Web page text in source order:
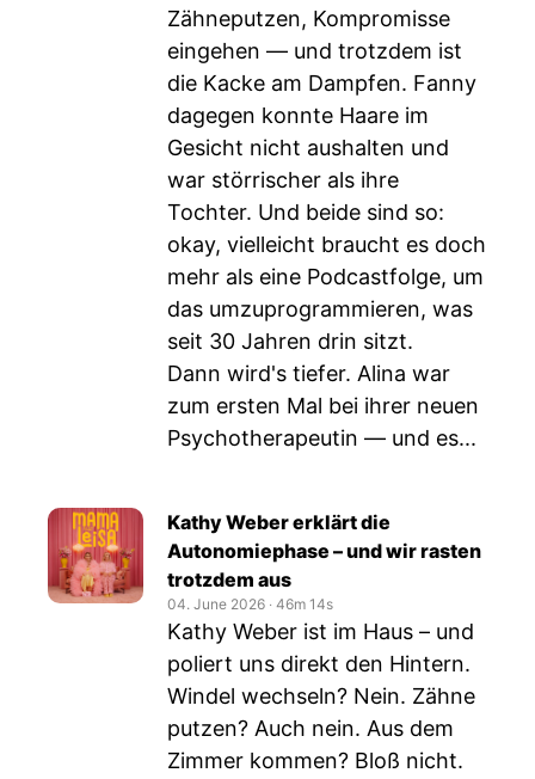
Zähneputzen, Kompromisse
eingehen — und trotzdem ist
die Kacke am Dampfen. Fanny
dagegen konnte Haare im
Gesicht nicht aushalten und
war störrischer als ihre
Tochter. Und beide sind so:
okay, vielleicht braucht es doch
mehr als eine Podcastfolge, um
das umzuprogrammieren, was
seit 30 Jahren drin sitzt.
Dann wird's tiefer. Alina war
zum ersten Mal bei ihrer neuen
Psychotherapeutin — und es...
Kathy Weber erklärt die
Autonomiephase – und wir rasten
trotzdem aus
04. June 2026 ‧ 46m 14s
Kathy Weber ist im Haus – und
poliert uns direkt den Hintern.
Windel wechseln? Nein. Zähne
putzen? Auch nein. Aus dem
Zimmer kommen? Bloß nicht.